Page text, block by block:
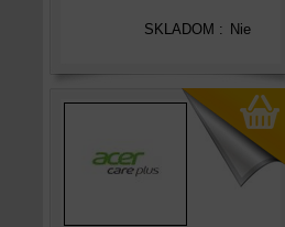
SKLADOM : Nie